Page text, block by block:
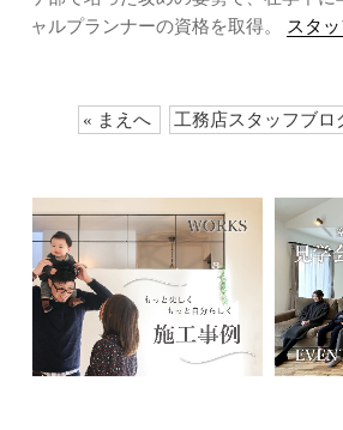
ャルプランナーの資格を取得。 スタ
« まえへ 工務店スタッフブロ